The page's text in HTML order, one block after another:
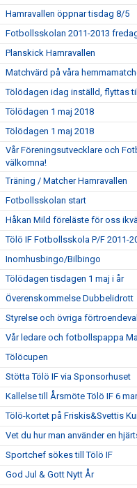
Hamravallen öppnar tisdag 8/5
Fotbollsskolan 2011-2013
Planskick Hamravallen
Matchvärd på våra
Tölödagen idag inställd, flyttas
Tölödagen 1 maj 2018
Tölödagen 1 maj 2018
Vår Föreningsutvecklare och
välkomna!
Träning / Matcher Hamravallen
Fotbollsskolan start
Håkan Mild föreläste för oss
Tölö IF Fotbollsskola P/F 2011-
Inomhusbingo/Bilbingo
Tölödagen tisdagen 1 maj i år
Överenskommelse Dubbelidrott
Styrelse och övriga
Vår ledare och fotbollspappa
Tölöcupen
Stötta Tölö IF via Sponsorhuset
Kallelse till Årsmöte Tölö IF 6
Tölö-kortet på Friskis&Svettis
Vet du hur man använder en
Sportchef sökes till Tölö IF
God Jul & Gott Nytt År